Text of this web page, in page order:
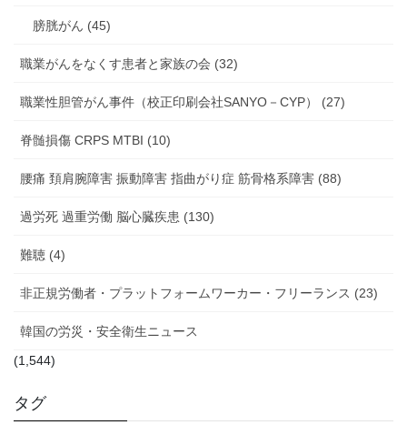
膀胱がん (45)
職業がんをなくす患者と家族の会 (32)
職業性胆管がん事件（校正印刷会社SANYO－CYP） (27)
脊髄損傷 CRPS MTBI (10)
腰痛 頚肩腕障害 振動障害 指曲がり症 筋骨格系障害 (88)
過労死 過重労働 脳心臓疾患 (130)
難聴 (4)
非正規労働者・プラットフォームワーカー・フリーランス (23)
韓国の労災・安全衛生ニュース
(1,544)
タグ